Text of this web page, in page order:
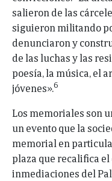
salieron de las
siguieron militando
denunciaron y
de las luchas y las
poesía, la música, el
jóvenes».6
Los memoriales son
un evento que la
memorial en
plaza que recalifica
inmediaciones del